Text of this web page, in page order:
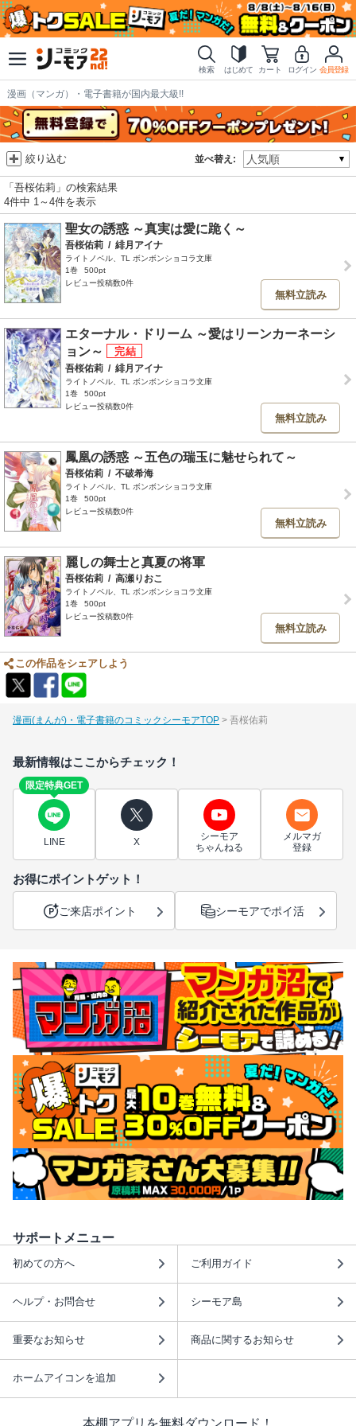
検索 はじめて カート ログイン 会員登録
漫画（マンガ）・電子書籍が国内最大級!!
並べ替え:
絞り込む
「吾桜佑莉」の検索結果
4件中 1～4件を表示
聖女の誘惑 ～真実は愛に跪く～
吾桜佑莉 / 緋月アイナ
ライトノベル、TL ボンボンショコラ文庫
1巻
500pt
レビュー投稿数0件
無料立読み
エターナル・ドリーム ～愛はリーンカーネーシ
ョン～
吾桜佑莉 / 緋月アイナ
ライトノベル、TL ボンボンショコラ文庫
1巻
500pt
レビュー投稿数0件
無料立読み
鳳凰の誘惑 ～五色の瑞玉に魅せられて～
吾桜佑莉 / 不破希海
ライトノベル、TL ボンボンショコラ文庫
1巻
500pt
レビュー投稿数0件
無料立読み
麗しの舞士と真夏の将軍
吾桜佑莉 / 高瀬りおこ
ライトノベル、TL ボンボンショコラ文庫
1巻
500pt
レビュー投稿数0件
無料立読み
この作品をシェアしよう
漫画(まんが)・電子書籍のコミックシーモアTOP 吾桜佑莉
最新情報はここからチェック！
限定特典GET
LINE X
シーモア
ちゃんねる
メルマガ
登録
お得にポイントゲット！
ご来店ポイント シーモアでポイ活
サポートメニュー
初めての方へ ご利用ガイド
ヘルプ・お問合せ シーモア島
重要なお知らせ 商品に関するお知らせ
ホームアイコンを追加